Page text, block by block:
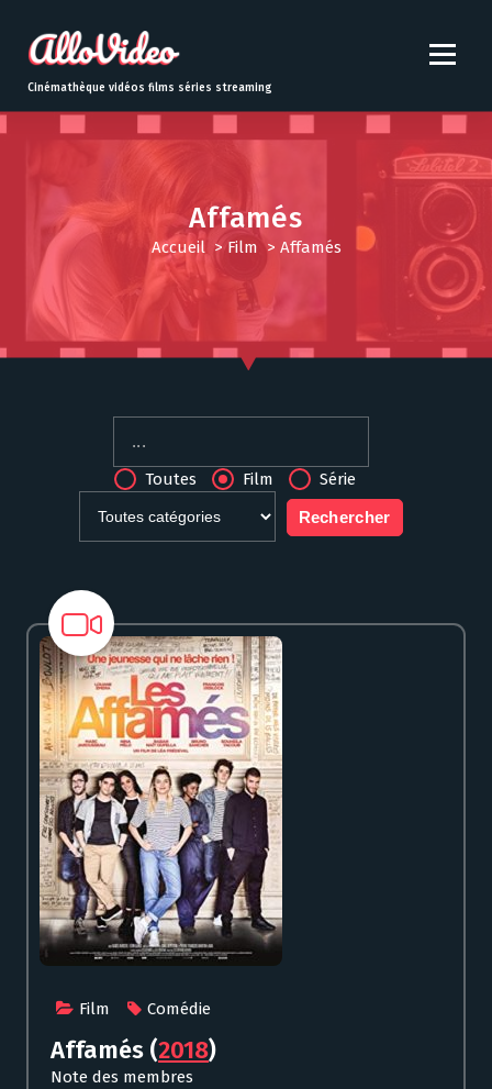
t
o
Cinémathèque vidéos films séries streaming
Affamés
Accueil>Film > Affamés
Toutes Film Série
Film Comédie
Affamés (2018)
Note des membres